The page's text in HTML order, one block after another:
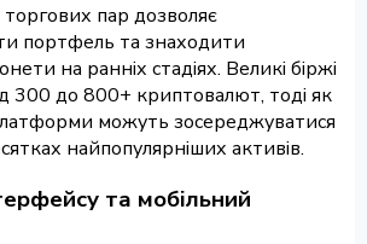
пар дозволяє
портфель та знаходити
на ранніх стадіях. Великі біржі
300 до 800+ криптовалют, тоді як
платформи можуть зосереджуватися
найпопулярніших активів.
та мобільний